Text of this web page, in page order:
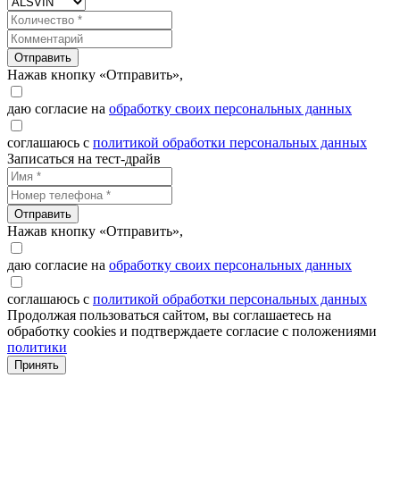
Отправить
Нажав кнопку «Отправить»,
даю согласие на обработку своих персональных данных
соглашаюсь с политикой обработки персональных данных
Записаться на тест-драйв
Отправить
Нажав кнопку «Отправить»,
даю согласие на обработку своих персональных данных
соглашаюсь с политикой обработки персональных данных
Продолжая пользоваться сайтом, вы соглашаетесь на
обработку cookies и подтверждаете согласие с положениями
политики
Принять